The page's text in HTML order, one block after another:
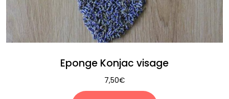
Eponge Konjac visage
7,50€